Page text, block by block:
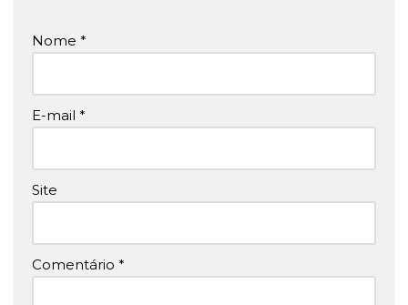
Nome *
E-mail *
Site
Comentário *